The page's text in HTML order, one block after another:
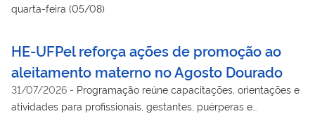
quarta-feira (05/08)
HE-UFPel reforça ações de promoção ao
aleitamento materno no Agosto Dourado
31/07/2026 - Programação reúne capacitações, orientações e
atividades para profissionais, gestantes, puérperas e